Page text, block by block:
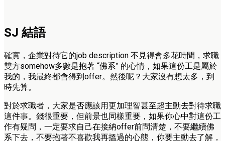
SJ 結語
確實，企業對待它的job description 不見得會多花時間，求職
雙方somehow多數是抱著 “佛系” 的心情，如果這份工是屬於
我的，我最終都會得到offer。然後呢？大家沒有想太多，到
時先算。
對於求職者，大家是否應該用更加理智甚至超主動去對待求職
這件事。錢很重要，但前景也同樣重要，如果你心中對這份工
作有疑問，一定要求自己在接納offer前問清楚，不要繼續佛
系下去，不要抱著不喜歡我再搵過的心態，你要主動去了解，